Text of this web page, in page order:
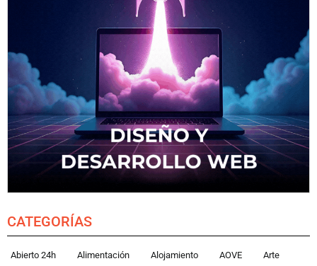
CATEGORÍAS
Abierto 24h Alimentación Alojamiento AOVE Arte